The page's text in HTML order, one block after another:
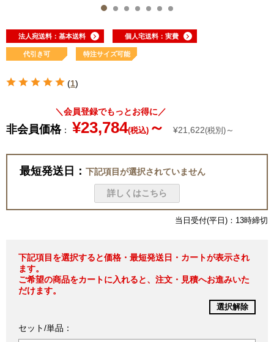
法人宛送料：基本送料 個人宅送料：実費
代引き可 特注サイズ可能
(1)
＼会員登録でもっとお得に／
非会員価格： ¥23,784(税込) ～ ¥21,622(税別) ～
最短発送日： 下記項目が選択されていません
詳しくはこちら
当日受付(平日)：13時締切
下記項目を選択すると価格・最短発送日・カートが表示され
ます。
ご希望の商品をカートに入れると、注文・見積へお進みいた
だけます。
選択解除
セット/単品：